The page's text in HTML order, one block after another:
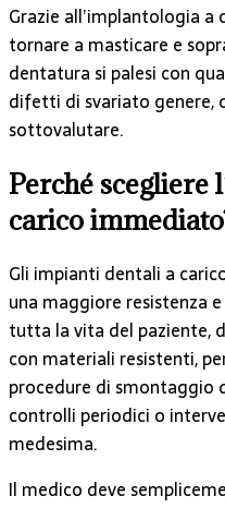
Grazie all’implantologia
tornare a masticare e
dentatura si palesi con
difetti di svariato genere,
sottovalutare.
Perché scegliere
carico
Gli impianti dentali a
una maggiore resistenza
tutta la vita del paziente,
con materiali resistenti,
procedure di smontaggio
controlli periodici o
medesima.
Il medico deve